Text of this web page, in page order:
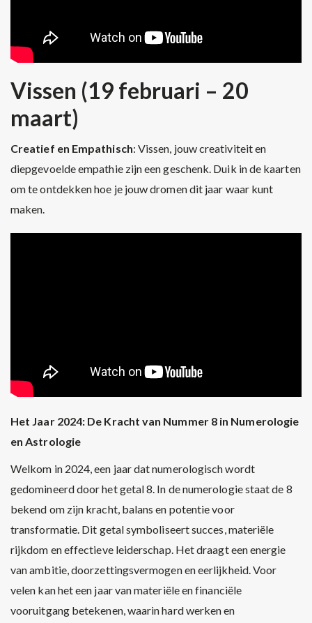
Vissen (19 februari – 20
maart)
Creatief en Empathisch: Vissen, jouw creativiteit en
diepgevoelde empathie zijn een geschenk. Duik in de kaarten
om te ontdekken hoe je jouw dromen dit jaar waar kunt
maken.
Het Jaar 2024: De Kracht van Nummer 8 in Numerologie
en Astrologie
Welkom in 2024, een jaar dat numerologisch wordt
gedomineerd door het getal 8. In de numerologie staat de 8
bekend om zijn kracht, balans en potentie voor
transformatie. Dit getal symboliseert succes, materiële
rijkdom en effectieve leiderschap. Het draagt een energie
van ambitie, doorzettingsvermogen en eerlijkheid. Voor
velen kan het een jaar van materiële en financiële
vooruitgang betekenen, waarin hard werken en